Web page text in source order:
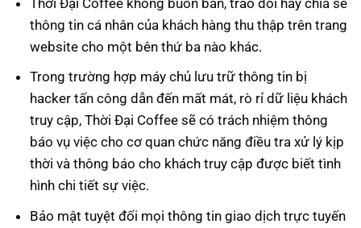
Thời Đại Coffee không buôn bán, trao đổi hay chia sẻ
thông tin cá nhân của khách hàng thu thập trên trang
website cho một bên thứ ba nào khác.
Trong trường hợp máy chủ lưu trữ thông tin bị
hacker tấn công dẫn đến mất mát, rò rỉ dữ liệu khách
truy cập, Thời Đại Coffee sẽ có trách nhiệm thông
báo vụ việc cho cơ quan chức năng điều tra xử lý kịp
thời và thông báo cho khách truy cập được biết tình
hình chi tiết sự việc.
Bảo mật tuyệt đối mọi thông tin giao dịch trực tuyến